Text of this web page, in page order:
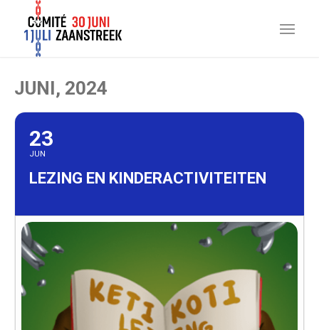
JUNI, 2024
23
JUN
LEZING EN KINDERACTIVITEITEN